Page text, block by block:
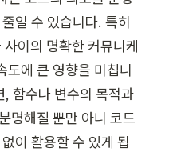
일 수 있습니다. 특히
이의 명확한 커뮤니케
도에 큰 영향을 미칩니
함수나 변수의 목적과
명해질 뿐만 아니 코드
이 활용할 수 있게 됩